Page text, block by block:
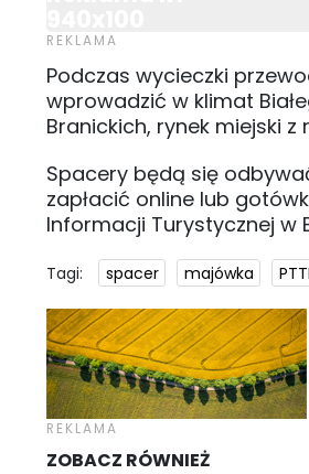
Podczas wycieczki
wprowadzić w klimat
Branickich, rynek miejski z
Spacery będą się
zapłacić online lub
Informacji Turystycznej w
Tagi: spacer majówka
ZOBACZ RÓWNIEŻ